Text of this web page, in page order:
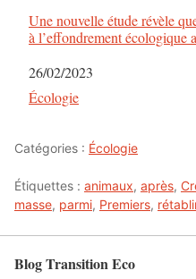
Une nouvelle étude révèle
à l’effondrement écologique
Date
26/02/2023
Par rapport à
Écologie
Catégories : Écologie
Étiquettes : animaux, après,
masse, parmi, Premiers,
Blog Transition Eco